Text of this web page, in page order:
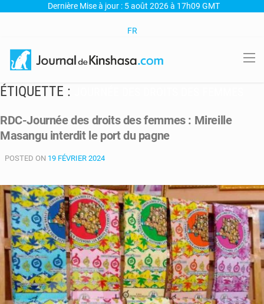
Dernière Mise à jour : 5 août 2026 à 17h09 GMT
FR
ÉTIQUETTE :
RDC-Journée des droits des femmes : Mireille
Masangu interdit le port du pagne
POSTED ON 19 FÉVRIER 2024